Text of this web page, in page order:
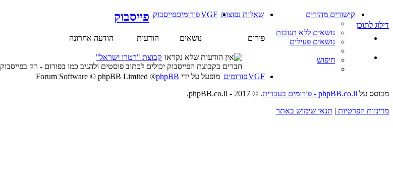
דילוג לתוכן
קישורים מהירים
נושאים ללא תגובות
נושאים פעילים
חיפוש
שאלות נפוצות VGFפורומיםפייסבוק פייסבוק
פורום נושאים הודעות הודעה אחרונה
קבוצת "רטרו ישראל"
חברים בקבוצת הפייסבוק יכולים לכתוב פוסטים ולהגיב כמו בפורום - רק בפייסבוק
VGFפורומים מופעל על ידי phpBB
® Forum Software © phpBB Limited
מבוסס על phpBB.co.il - פורומים בעברית
. © 2017 - phpBB.co.il.
מדיניות הפרטיות | תנאי שימוש באתר